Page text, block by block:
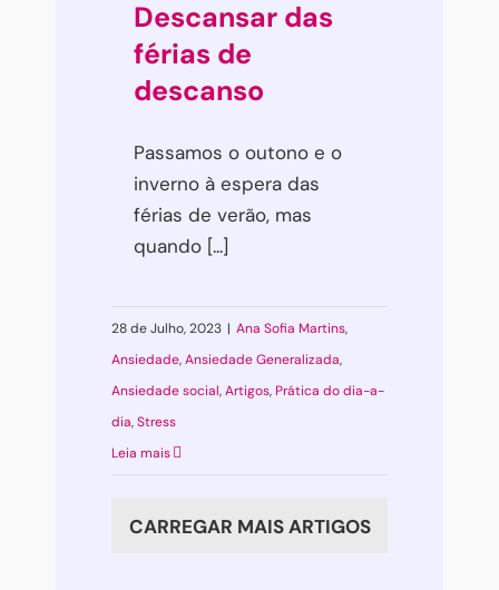
Descansar das
férias de
descanso
Passamos o outono e o
inverno à espera das
férias de verão, mas
quando [...]
28 de Julho, 2023 | Ana Sofia Martins,
Ansiedade,Ansiedade Generalizada,
Ansiedade social,Artigos, Prática do dia-a-
dia,Stress
Leia mais
CARREGAR MAIS ARTIGOS